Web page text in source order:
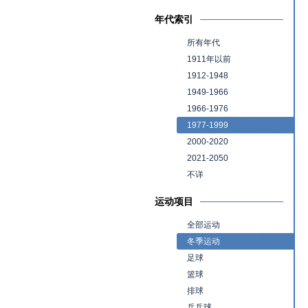
年代索引
所有年代
1911年以前
1912-1948
1949-1966
1966-1976
1977-1999
2000-2020
2021-2050
不详
运动项目
全部运动
冬季运动
足球
篮球
排球